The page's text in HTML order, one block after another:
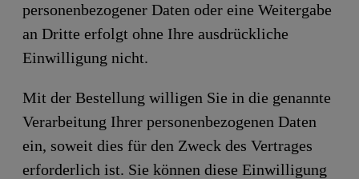
personenbezogener Daten oder eine Weitergabe
an Dritte erfolgt ohne Ihre ausdrückliche
Einwilligung nicht.
Mit der Bestellung willigen Sie in die genannte
Verarbeitung Ihrer personenbezogenen Daten
ein, soweit dies für den Zweck des Vertrages
erforderlich ist. Sie können diese Einwilligung